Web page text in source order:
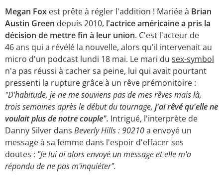
Megan Fox est prête à régler l'addition ! Mariée à Brian
Austin Green depuis 2010, l'actrice américaine a pris la
décision de mettre fin à leur union. C'est l'acteur de
46 ans qui a révélé la nouvelle, alors qu'il intervenait au
micro d'un podcast lundi 18 mai. Le mari du sex-symbol
n'a pas réussi à cacher sa peine, lui qui avait pourtant
pressenti la rupture grâce à un rêve prémonitoire :
"D'habitude, je ne me souviens pas de mes rêves mais là,
trois semaines après le début du tournage, j'ai rêvé qu'elle ne
voulait plus de notre couple". Intrigué, l'interprète de
Danny Silver dans Beverly Hills : 90210a envoyé un
message à sa femme dans l'espoir d'effacer ses
doutes : "Je lui ai alors envoyé un message et elle m'a
répondu de ne pas m'inquiéter".